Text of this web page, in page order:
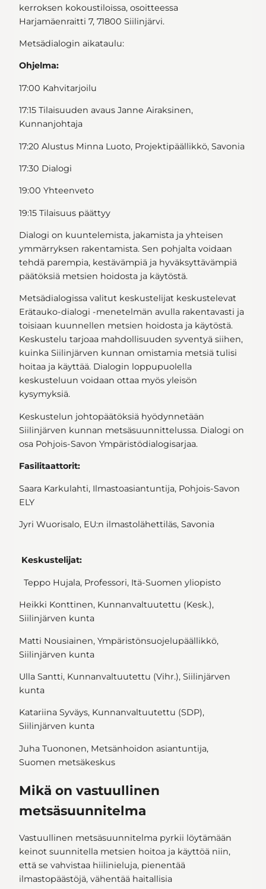
kerroksen kokoustiloissa, osoitteessa
Harjamäenraitti 7, 71800 Siilinjärvi.
Metsädialogin aikataulu:
Ohjelma:
17:00 Kahvitarjoilu
17:15 Tilaisuuden avaus Janne Airaksinen,
Kunnanjohtaja
17:20 Alustus Minna Luoto, Projektipäällikkö, Savonia
17:30 Dialogi
19:00 Yhteenveto
19:15 Tilaisuus päättyy
Dialogi on kuuntelemista, jakamista ja yhteisen
ymmärryksen rakentamista. Sen pohjalta voidaan
tehdä parempia, kestävämpiä ja hyväksyttävämpiä
päätöksiä metsien hoidosta ja käytöstä.
Metsädialogissa valitut keskustelijat keskustelevat
Erätauko-dialogi -menetelmän avulla rakentavasti ja
toisiaan kuunnellen metsien hoidosta ja käytöstä.
Keskustelu tarjoaa mahdollisuuden syventyä siihen,
kuinka Siilinjärven kunnan omistamia metsiä tulisi
hoitaa ja käyttää. Dialogin loppupuolella
keskusteluun voidaan ottaa myös yleisön
kysymyksiä.
Keskustelun johtopäätöksiä hyödynnetään
Siilinjärven kunnan metsäsuunnittelussa. Dialogi on
osa Pohjois-Savon Ympäristödialogisarjaa.
Fasilitaattorit:
Saara Karkulahti, Ilmastoasiantuntija, Pohjois-Savon
ELY
Jyri Wuorisalo, EU:n ilmastolähettiläs, Savonia
Keskustelijat:
Teppo Hujala, Professori, Itä-Suomen yliopisto
Heikki Konttinen, Kunnanvaltuutettu (Kesk.),
Siilinjärven kunta
Matti Nousiainen, Ympäristönsuojelupäällikkö,
Siilinjärven kunta
Ulla Santti, Kunnanvaltuutettu (Vihr.), Siilinjärven
kunta
Katariina Syväys, Kunnanvaltuutettu (SDP),
Siilinjärven kunta
Juha Tuononen, Metsänhoidon asiantuntija,
Suomen metsäkeskus
Mikä on vastuullinen
metsäsuunnitelma
Vastuullinen metsäsuunnitelma pyrkii löytämään
keinot suunnitella metsien hoitoa ja käyttöä niin,
että se vahvistaa hiilinieluja, pienentää
ilmastopäästöjä, vähentää haitallisia